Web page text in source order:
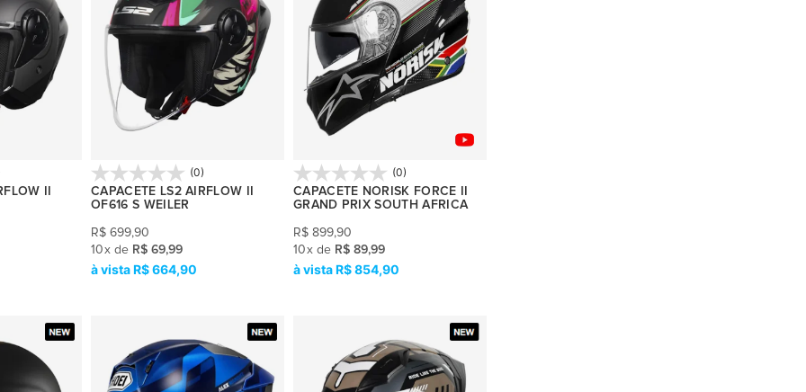
II
(0)
CAPACETE LS2 AIRFLOW II
OF616 S WEILER
R$ 699,90
10x de R$ 69,99
R$ 664,90
(0)
CAPACETE NORISK FORCE II
GRAND PRIX SOUTH AFRICA
R$ 899,90
10x de R$ 89,99
R$ 854,90